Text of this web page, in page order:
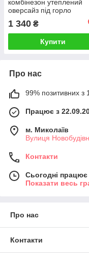
комбінезон утеплений
оверсайз під горло
1 340 ₴
Купити
Про нас
99% позитивних з
Працює з
м. Миколаїв
Вулиця
Контакти
Сьогодні
Показати весь
Про нас
Контакти